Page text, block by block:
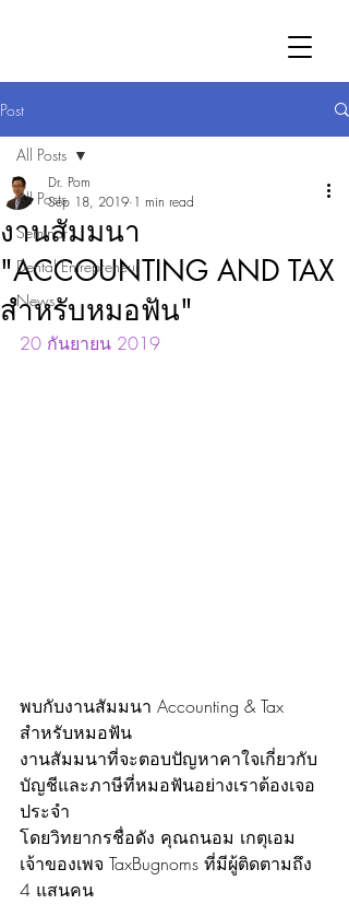
Post
All Posts
Seminar
Dental Entrepreneur
News
All Posts
งานสัมมนา
"ACCOUNTING AND TAX
สำหรับหมอฟัน"
Dr. Pom
Sep 18, 2019 1 min read
20 กันยายน 2019
พบกับงานสัมมนา Accounting & Tax
สำหรับหมอฟัน
งานสัมมนาที่จะตอบปัญหาคาใจเกี่ยวกับ
บัญชีและภาษีที่หมอฟันอย่างเราต้องเจอ
ประจำ
โดยวิทยากรชื่อดัง คุณถนอม เกตุเอม
เจ้าของเพจ TaxBugnoms ที่มีผู้ติดตามถึง
4 แสนคน